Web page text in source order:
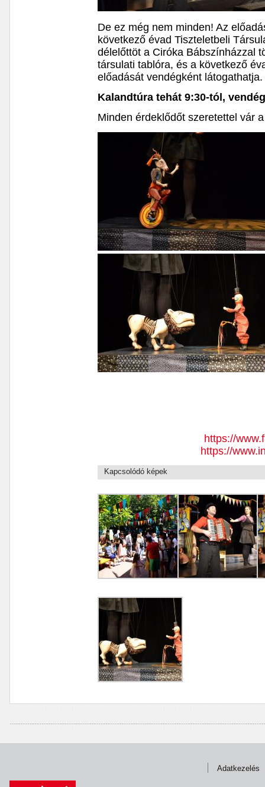
De ez még nem minden! Az
következő évad Tiszteletbeli
délelőttöt a Ciróka Bábszínházzal
társulati tablóra, és a következő
előadását vendégként látogathatja.
Kalandtúra tehát 9:30-tól,
Minden érdeklődőt szeretettel vár
https://
https://
Kapcsolódó képek
Adatkezelés